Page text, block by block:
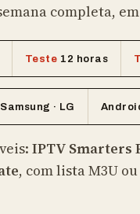
completa,
Teste 12 horas
Samsung · LG
IPTV Smarters
, com lista M3U